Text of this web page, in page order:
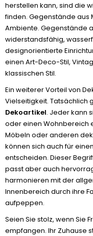
herstellen kann, sind die
finden. Gegenstände aus
Ambiente. Gegenstände
widerstandsfähig,
designorientierte
einen Art-Deco-Stil,
klassischen Stil.
Ein weiterer Vorteil von
Vielseitigkeit. Tatsächlich
Dekoartikel. Jeder kann
oder einen Wohnbereich
Möbeln oder anderen
können sich auch für
entscheiden. Dieser
passt aber auch
harmonieren mit der
Innenbereich durch ihre
aufpeppen.
Seien Sie stolz, wenn Sie
empfangen. Ihr Zuhause